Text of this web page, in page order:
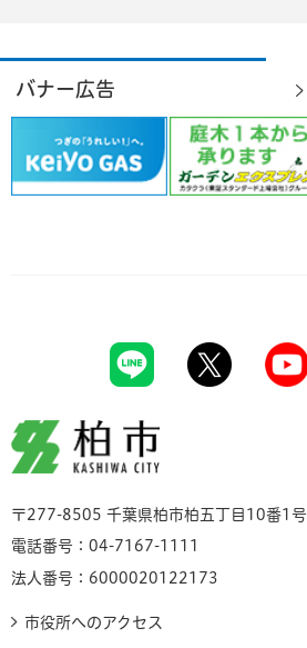
バナー広告
柏市
〒277-8505 千葉県柏市柏五丁目10番1号
電話番号：04-7167-1111
法人番号：6000020122173
市役所へのアクセス